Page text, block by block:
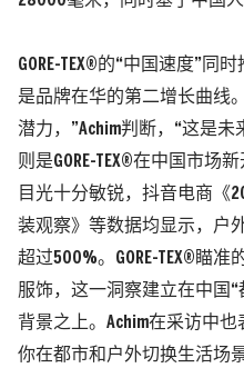
GORE-TEX®的“中国速度”同
是品牌在华的第二增长曲线
潜力，”Achim判断，“这是
则是GORE-TEX®在中国市场
目光十分敏锐，抖音电商《
装观察》等数据均显示，户
超过500%。GORE-TEX®瞄
服饰，这一洞察建立在中国
背景之上。Achim在采访中
你在都市和户外切换生活场